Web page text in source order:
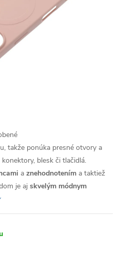
takže ponúka presné otvory a
blesk či tlačidlá.
a znehodnotením a taktiež
je aj skvelým módnym